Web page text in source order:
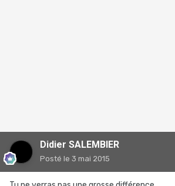
Didier SALEMBIER
Posté le 3 mai 2015